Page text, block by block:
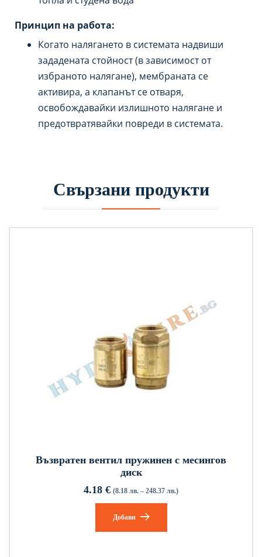
Принцип на работа:
Когато налягането в системата надвиши
зададената стойност (в зависимост от
избраното налягане), мембраната се
активира, а клапанът се отваря,
освобождавайки излишното налягане и
предотвратявайки повреди в системата.
Свързани продукти
Възвратен вентил пружинен с месингов
диск
4.18 € (8.18 лв. – 248.37 лв.)
Добави